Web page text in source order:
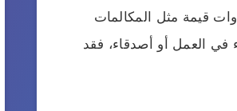
قيمة مثل المكالمات
في العمل أو أصدقاء، فقد